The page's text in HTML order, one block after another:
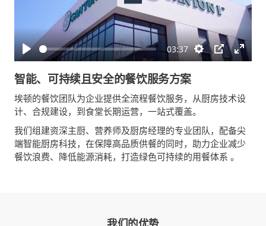
Play
03:37
Settings
PIP Enter
Play
智能、可持续且安全的餐饮服务方案
埃顿的餐饮团队为企业提供全流程餐饮服务，从厨房技术设
计、合规建设，到食堂长期运营，一站式覆盖。
我们组建资深主厨、营养师及厨房经理的专业团队，配备尖
端智能厨房科技，在保障高品质供餐的同时，助力企业减少
餐饮浪费、降低能源消耗，打造绿色可持续的用餐体系 。
我们的优势